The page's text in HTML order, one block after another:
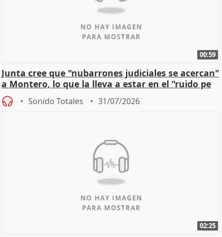
00:59
Junta cree que "nubarrones judiciales se acercan"
a Montero, lo que la lleva a estar en el "ruido pe
Sonido Totales 31/07/2026
02:25